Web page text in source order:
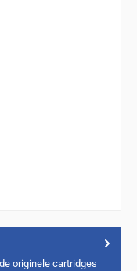
originele cartridges